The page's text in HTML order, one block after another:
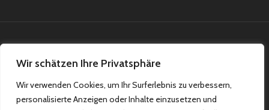
Wir schätzen Ihre Privatsphäre
Wir verwenden Cookies, um Ihr Surferlebnis zu verbessern,
personalisierte Anzeigen oder Inhalte einzusetzen und
Bezahlsysteme: Versandsysteme:
Teilen Sie uns auf: